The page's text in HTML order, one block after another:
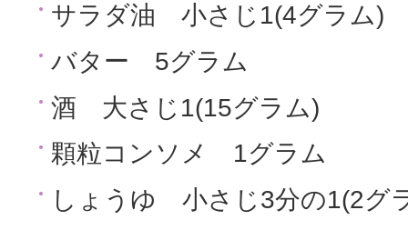
サラダ油 小さじ1(4グラム)
バター 5グラム
酒 大さじ1(15グラム)
顆粒コンソメ 1グラム
しょうゆ 小さじ3分の1(2グ